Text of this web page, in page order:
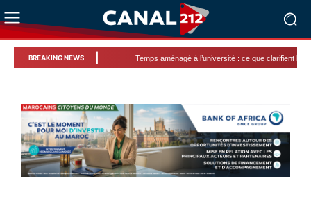
BREAKING NEWS Temps aménagé à l’université : ce que clarifient les présidents